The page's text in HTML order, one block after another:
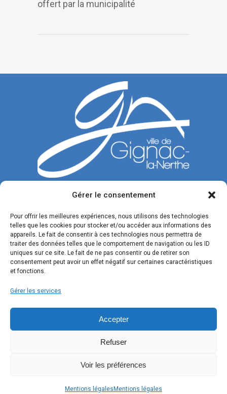
Gérer le consentement
Pour offrir les meilleures expériences, nous utilisons des technologies
telles que les cookies pour stocker et/ou accéder aux informations des
appareils. Le fait de consentir à ces technologies nous permettra de
traiter des données telles que le comportement de navigation ou les ID
uniques sur ce site. Le fait de ne pas consentir ou de retirer son
consentement peut avoir un effet négatif sur certaines caractéristiques
et fonctions.
Gérer les services
Accepter
Refuser
Voir les préférences
Mentions légales Mentions légales
offert par la municipalité
CONTACTEZ-NOUS
Tél. : 04 42 77 00 00
Du lundi au jeudi : de 8h30 à 12h et de 13h30 à 17h.
Vendredi : de 8h30 à 12h et de 13h30 à 16h.
SUIVEZ-NOUS !